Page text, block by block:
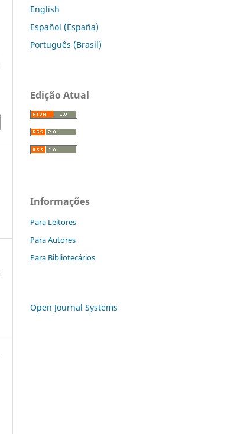
English
Español (España)
Português (Brasil)
Edição Atual
Informações
Para Leitores
Para Autores
Para Bibliotecários
Open Journal Systems